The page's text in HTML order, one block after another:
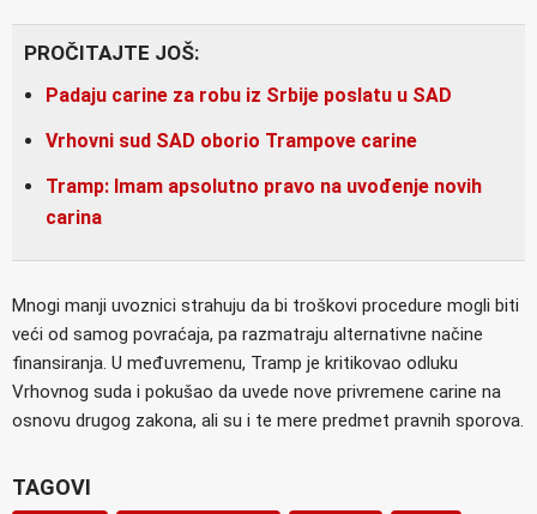
PROČITAJTE JOŠ:
Padaju carine za robu iz Srbije poslatu u SAD
Vrhovni sud SAD oborio Trampove carine
Tramp: Imam apsolutno pravo na uvođenje novih
carina
Mnogi manji uvoznici strahuju da bi troškovi procedure mogli biti
veći od samog povraćaja, pa razmatraju alternativne načine
finansiranja. U međuvremenu, Tramp je kritikovao odluku
Vrhovnog suda i pokušao da uvede nove privremene carine na
osnovu drugog zakona, ali su i te mere predmet pravnih sporova.
TAGOVI